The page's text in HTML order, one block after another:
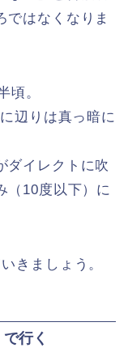
ではなくなりま
頃。
辺りは真っ暗に
ダイレクトに吹
（10度以下）に
きましょう。
行く